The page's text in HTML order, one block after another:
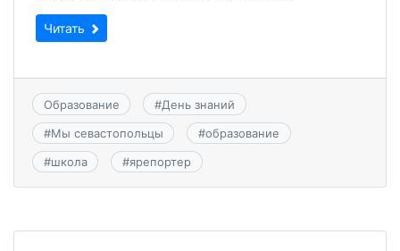
Читать
Образование #День знаний
#Мы севастопольцы #образование
#школа #ярепортер